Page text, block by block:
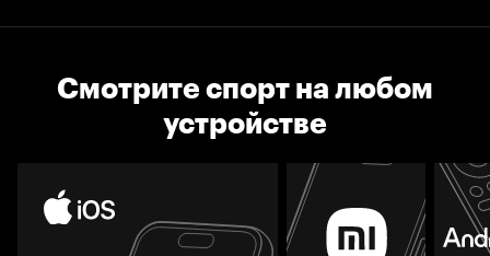
Смотрите спорт на любом
устройстве